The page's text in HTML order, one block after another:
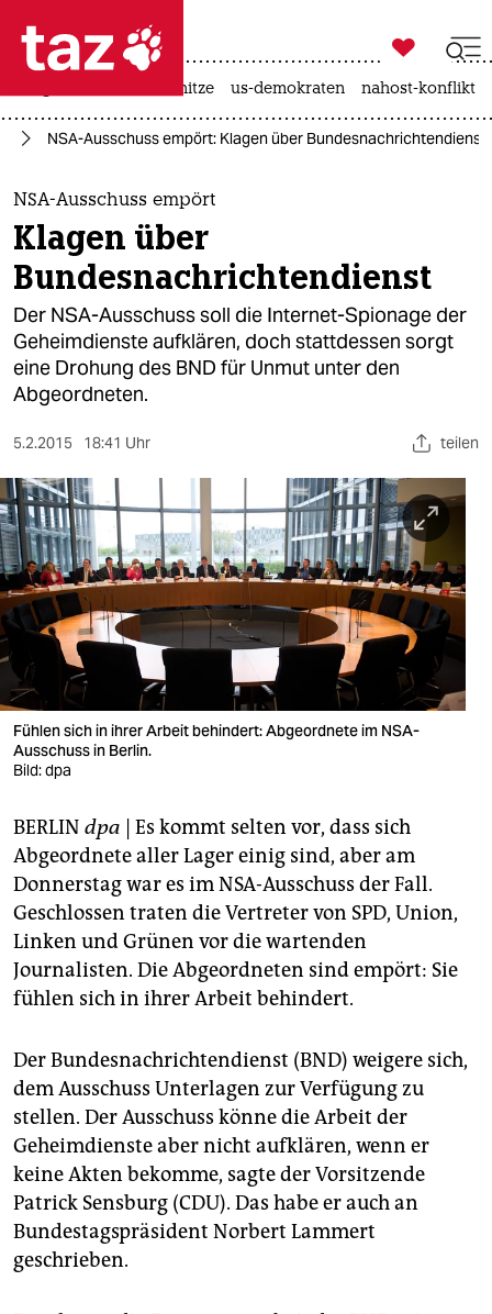
 taz zahl ich
taz zahl ich
themen
politik
öko
gesellschaft
kultur
sport
berlin
nord
wahrheit
verlag
verlag
veranstaltungen
shop
fragen & hilfe
unterstützen
abo
genossenschaft
epaper login

taz zahl ich
hitze us-demokraten nahost-konflikt
NSA-Ausschuss empört: Klagen über Bundesnachrichtendienst
NSA-Ausschuss empört
Klagen über
Bundesnachrichtendienst
Der NSA-Ausschuss soll die Internet-Spionage der
Geheimdienste aufklären, doch stattdessen sorgt
eine Drohung des BND für Unmut unter den
Abgeordneten.
5.2.2015 18:41 Uhr teilen
Fühlen sich in ihrer Arbeit behindert: Abgeordnete im NSA-
Ausschuss in Berlin.
Bild: dpa
BERLIN dpa | Es kommt selten vor, dass sich
Abgeordnete aller Lager einig sind, aber am
Donnerstag war es im NSA-Ausschuss der Fall.
Geschlossen traten die Vertreter von SPD, Union,
Linken und Grünen vor die wartenden
Journalisten. Die Abgeordneten sind empört: Sie
fühlen sich in ihrer Arbeit behindert.
Der Bundesnachrichtendienst (BND) weigere sich,
dem Ausschuss Unterlagen zur Verfügung zu
stellen. Der Ausschuss könne die Arbeit der
Geheimdienste aber nicht aufklären, wenn er
keine Akten bekomme, sagte der Vorsitzende
Patrick Sensburg (CDU). Das habe er auch an
Bundestagspräsident Norbert Lammert
geschrieben.